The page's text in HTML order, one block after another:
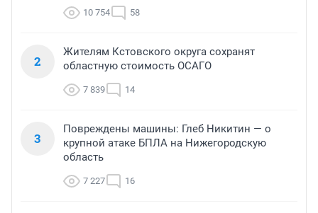
10 754 58
2
Жителям Кстовского округа сохранят
областную стоимость ОСАГО
7 839 14
3
Повреждены машины: Глеб Никитин — о
крупной атаке БПЛА на Нижегородскую
область
7 227 16